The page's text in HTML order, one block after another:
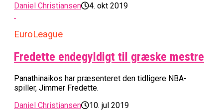
Daniel Christiansen
4. okt 2019
EuroLeague
Fredette endegyldigt til græske mestre
Panathinaikos har præsenteret den tidligere NBA-
spiller, Jimmer Fredette.
Daniel Christiansen
10. jul 2019